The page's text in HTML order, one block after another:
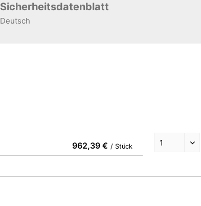
Sicherheitsdatenblatt
Deutsch
962,39 € / Stück